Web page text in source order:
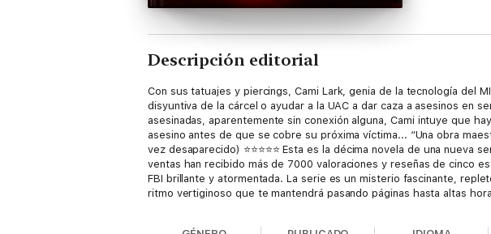
Descripción editorial
Con sus tatuajes y piercings, Cami Lark, genia de la tecnología del
disyuntiva de la cárcel o ayudar a la UAC a dar caza a asesinos en
asesinadas, aparentemente sin conexión alguna, Cami intuye que
asesino antes de que se cobre su próxima víctima... “Una obra
vez desaparecido) ⭐⭐⭐⭐⭐ Esta es la décima novela de una
ventas han recibido más de 7000 valoraciones y reseñas de cinco
FBI brillante y atormentada. La serie es un misterio fascinante,
ritmo vertiginoso que te mantendrá pasando páginas hasta altas